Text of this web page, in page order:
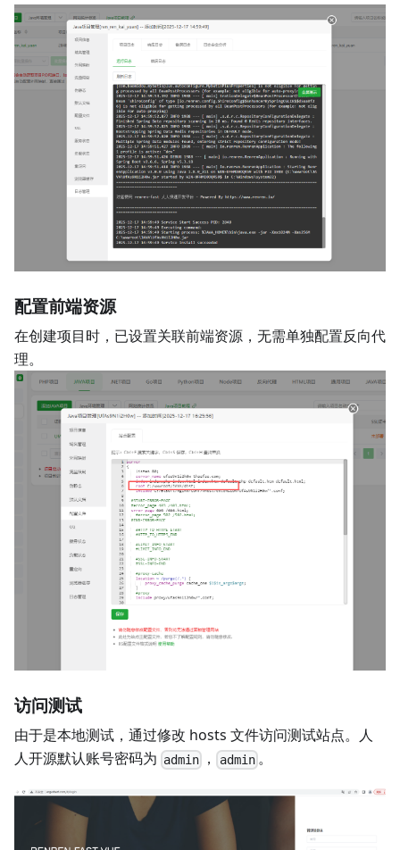
配置前端资源
在创建项目时，已设置关联前端资源，无需单独配置反向代
理。
访问测试
由于是本地测试，通过修改 hosts 文件访问测试站点。人
人开源默认账号密码为 admin ， admin。